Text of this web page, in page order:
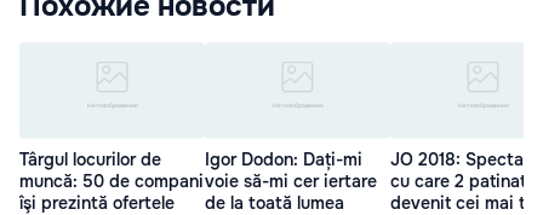
Târgul locurilor de
muncă: 50 de compani
îşi prezintă ofertele
Igor Dodon: Dați-mi
voie să-mi cer iertare
de la toată lumea
JO 2018:
cu care 2
devenit cei mai